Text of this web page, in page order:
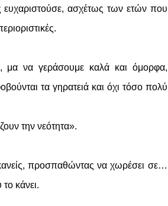
ευχαριστούσε, ασχέτως των ετών που
μα να γεράσουμε καλά και όμορφα,
τα γηρατειά και όχι τόσο πολύ
την νεότητα».
προσπαθώντας να χωρέσει σε…
κάνει.